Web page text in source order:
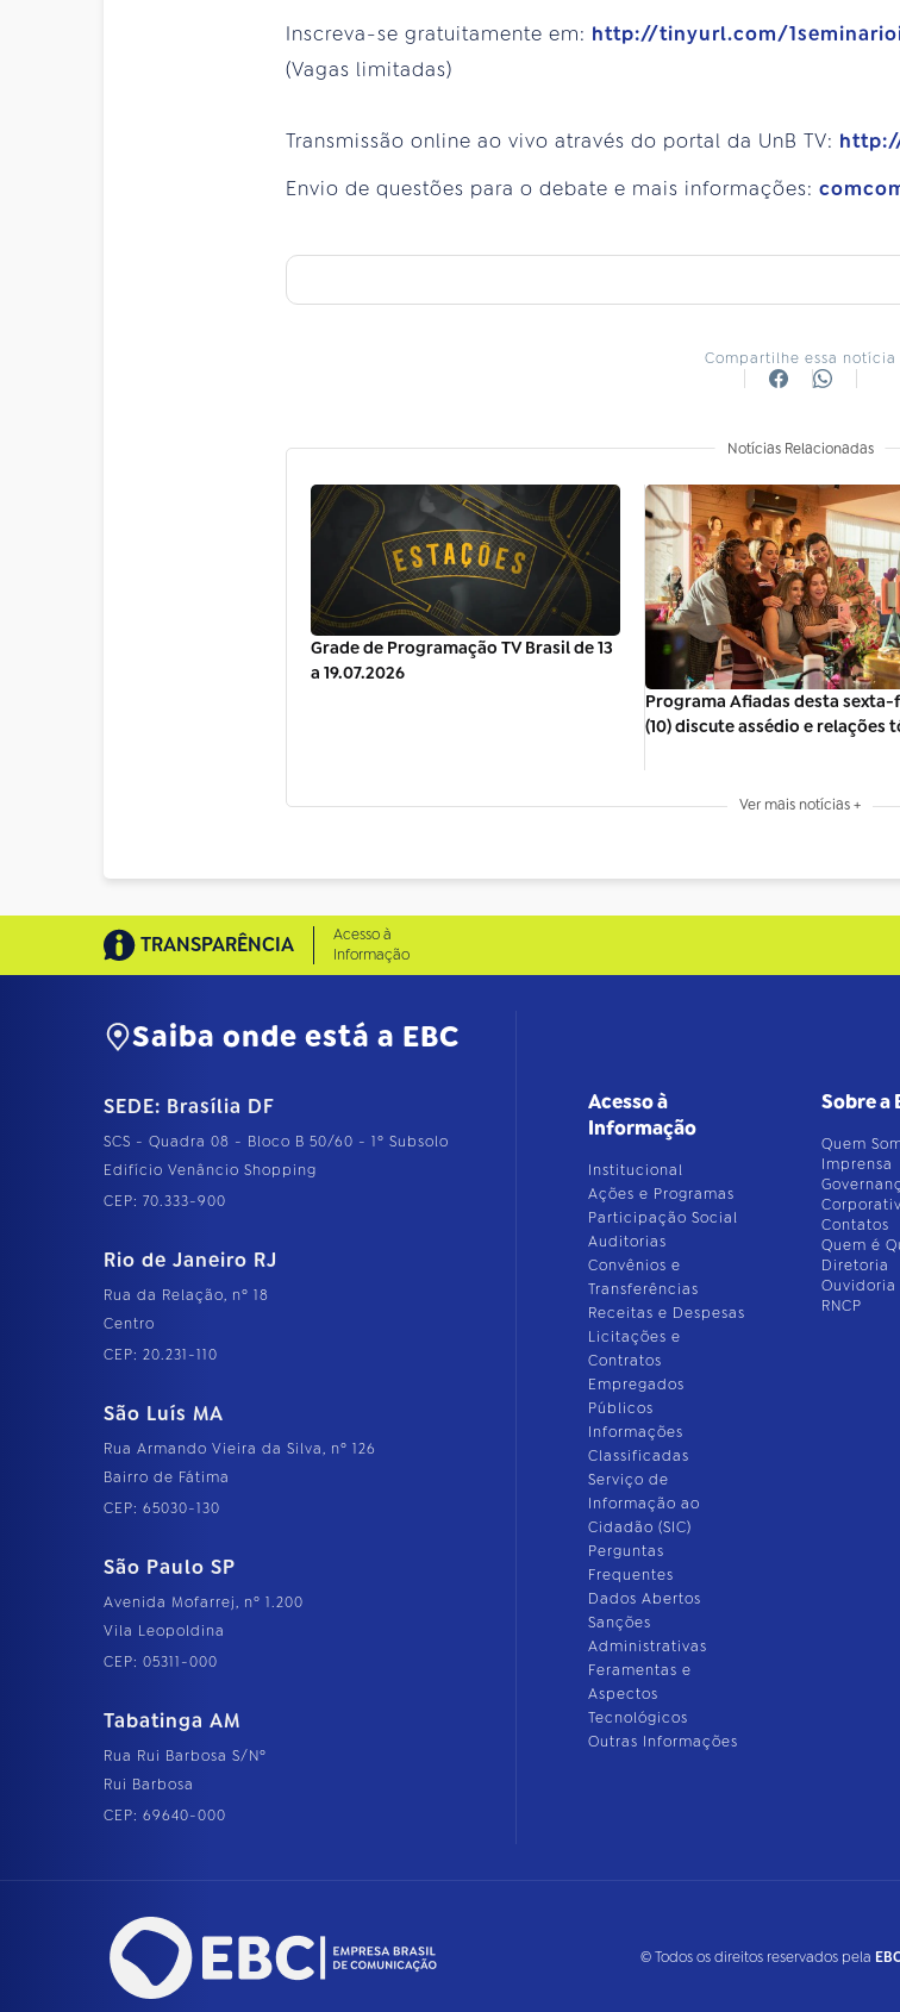
Inscreva-se gratuitamente em: http://tinyurl.com/
(Vagas limitadas)
Transmissão online ao vivo através do portal da UnB TV:
Envio de questões para o debate e mais informações:
Compartilhe essa notícia
Notícias Relacionadas
Grade de Programação TV Brasil de 13
a 19.07.2026
Programa Afiadas desta sexta-
(10) discute assédio e relações
Ver mais notícias +
TRANSPARÊNCIA
Acesso à
Informação
Saiba onde está a EBC
SEDE: Brasília DF
SCS - Quadra 08 - Bloco B 50/60 - 1º Subsolo
Edifício Venâncio Shopping
CEP: 70.333-900
Rio de Janeiro RJ
Rua da Relação, nº 18
Centro
CEP: 20.231-110
São Luís MA
Rua Armando Vieira da Silva, nº 126
Bairro de Fátima
CEP: 65030-130
São Paulo SP
Avenida Mofarrej, nº 1.200
Vila Leopoldina
CEP: 05311-000
Tabatinga AM
Rua Rui Barbosa S/Nº
Rui Barbosa
CEP: 69640-000
Acesso à
Informação
Institucional
Ações e Programas
Participação Social
Auditorias
Convênios e
Transferências
Receitas e Despesas
Licitações e
Contratos
Empregados
Públicos
Informações
Classificadas
Serviço de
Informação ao
Cidadão (SIC)
Perguntas
Frequentes
Dados Abertos
Sanções
Administrativas
Feramentas e
Aspectos
Tecnológicos
Outras Informações
Sobre a
Quem
Imprensa
Contatos
Quem é
Diretoria
Ouvidoria
RNCP
© Todos os direitos reservados pela